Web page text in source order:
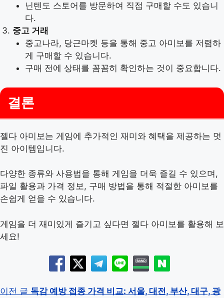
닌텐도 스토어를 방문하여 직접 구매할 수도 있습니
다.
중고 거래
중고나라, 당근마켓 등을 통해 중고 아미보를 저렴하
게 구매할 수 있습니다.
구매 전에 상태를 꼼꼼히 확인하는 것이 중요합니다.
결론
젤다 아미보는 게임에 추가적인 재미와 혜택을 제공하는 멋
진 아이템입니다.
다양한 종류와 사용법을 통해 게임을 더욱 즐길 수 있으며,
파일 활용과 가격 정보, 구매 방법을 통해 적절한 아미보를
손쉽게 얻을 수 있습니다.
게임을 더 재미있게 즐기고 싶다면 젤다 아미보를 활용해 보
세요!
이전 글 독감 예방 접종 가격 비교: 서울, 대전, 부산, 대구, 광